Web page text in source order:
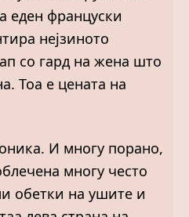
еден француски
нејзиното
со гард на жена што
Тоа е цената на
И многу порано,
многу често
обетки на ушите и